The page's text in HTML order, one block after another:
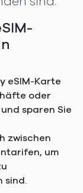
eSIM-Karte
oder
sparen Sie
zwischen
um
sind.